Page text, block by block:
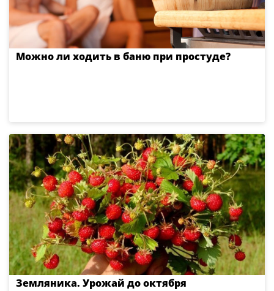
Можно ли ходить в баню при простуде?
Земляника. Урожай до октября